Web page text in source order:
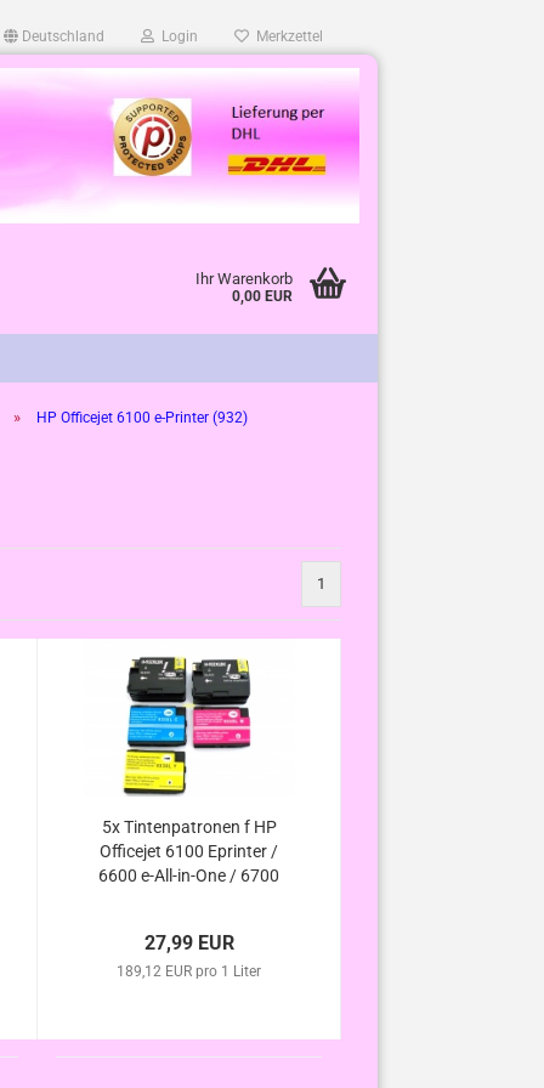
Deutschland Login Merkzettel
Ihr Warenkorb
0,00 EUR
» HP Officejet 6100 e-Printer (932)
1
5x Tintenpatronen f HP
Officejet 6100 Eprinter /
6600 e-All-in-One / 6700
932XL HP933XL m.
Chip/Füllstand
27,99 EUR
189,12 EUR pro 1 Liter